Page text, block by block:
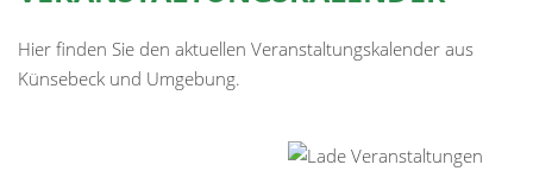
Hier finden Sie den aktuellen Veranstaltungskalender aus
Künsebeck und Umgebung.